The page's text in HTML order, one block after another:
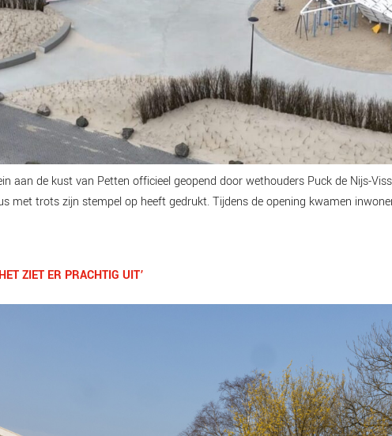
aan de kust van Petten officieel geopend door wethouders Puck de Nijs-
met trots zijn stempel op heeft gedrukt. Tijdens de opening kwamen
ZIET ER PRACHTIG UIT’